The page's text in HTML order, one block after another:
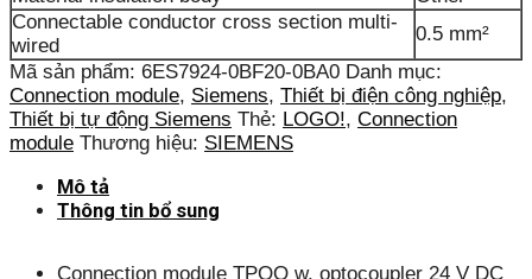
Connectable conductor cross section multi-
wired
0.5 mm²
Mã sản phẩm: 6ES7924-0BF20-0BA0 Danh mục:
Connection module, Siemens, Thiết bị điện công nghiệp,
Thiết bị tự động Siemens Thẻ: LOGO!, Connection
module Thương hiệu: SIEMENS
Mô tả
Thông tin bổ sung
Connection module TPOO w. optocoupler 24 V DC